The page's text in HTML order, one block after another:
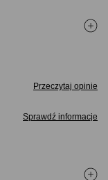
Przeczytaj opinie
Sprawdź informacje